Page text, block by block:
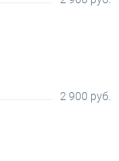
2 900 руб.